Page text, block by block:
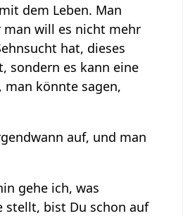
dem Leben. Man
man will es nicht mehr
hat, dieses
sondern es kann eine
man könnte sagen,
auf, und man
gehe ich, was
stellt, bist Du schon auf